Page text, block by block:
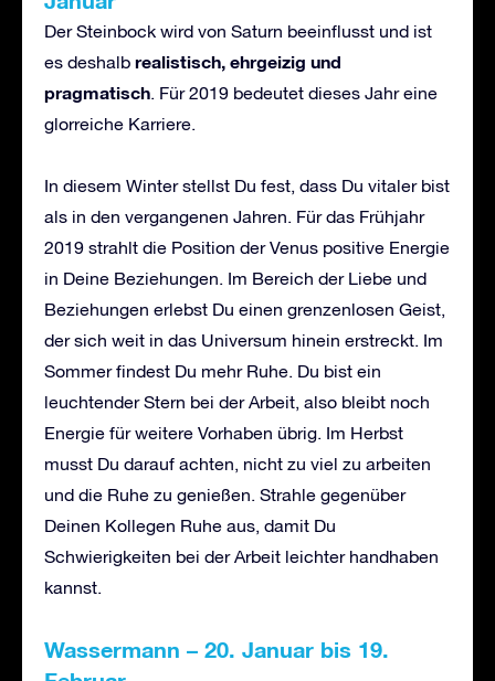
Der Steinbock wird von Saturn beeinflusst und ist
es deshalb realistisch, ehrgeizig und
pragmatisch. Für 2019 bedeutet dieses Jahr eine
glorreiche Karriere.
In diesem Winter stellst Du fest, dass Du vitaler bist
als in den vergangenen Jahren. Für das Frühjahr
2019 strahlt die Position der Venus positive Energie
in Deine Beziehungen. Im Bereich der Liebe und
Beziehungen erlebst Du einen grenzenlosen Geist,
der sich weit in das Universum hinein erstreckt. Im
Sommer findest Du mehr Ruhe. Du bist ein
leuchtender Stern bei der Arbeit, also bleibt noch
Energie für weitere Vorhaben übrig. Im Herbst
musst Du darauf achten, nicht zu viel zu arbeiten
und die Ruhe zu genießen. Strahle gegenüber
Deinen Kollegen Ruhe aus, damit Du
Schwierigkeiten bei der Arbeit leichter handhaben
kannst.
Wassermann – 20. Januar bis 19.